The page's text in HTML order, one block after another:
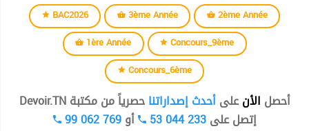
BAC2026 3ème Année
2ème Année
1ère Année
Concours_9ème
Concours_6ème
أحصل الأنعلىأحدث إصداراتناحصرياً من مكتبة Devoir.TN
إتصل على53 044 233 أو99 062 769